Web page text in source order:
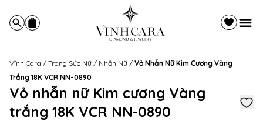
Vĩnh Cara / Trang Sức Nữ / Nhẫn Nữ / Vỏ Nhẫn Nữ Kim Cương Vàng
Trắng 18K VCR NN-0890
Vỏ nhẫn nữ Kim cương Vàng
trắng 18K VCR NN-0890